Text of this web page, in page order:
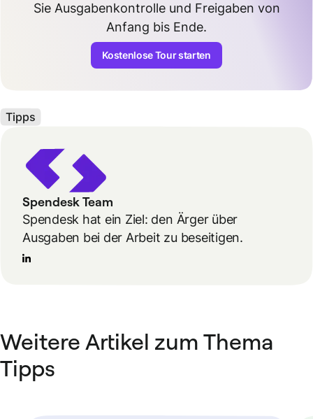
Sie Ausgabenkontrolle und Freigaben von
Anfang bis Ende.
Kostenlose Tour starten
Tipps
Spendesk Team
Spendesk hat ein Ziel: den Ärger über
Ausgaben bei der Arbeit zu beseitigen.
Weitere Artikel zum Thema
Tipps